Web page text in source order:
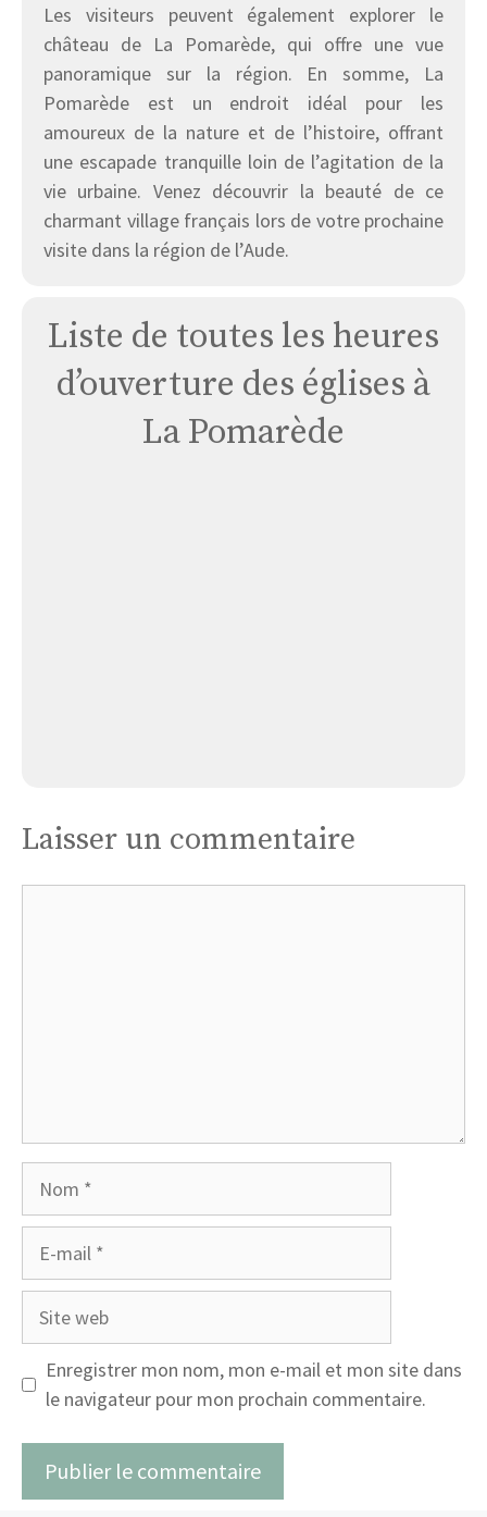
Les visiteurs peuvent également explorer le
château de La Pomarède, qui offre une vue
panoramique sur la région. En somme, La
Pomarède est un endroit idéal pour les
amoureux de la nature et de l’histoire, offrant
une escapade tranquille loin de l’agitation de la
vie urbaine. Venez découvrir la beauté de ce
charmant village français lors de votre prochaine
visite dans la région de l’Aude.
Liste de toutes les heures
d’ouverture des églises à
La Pomarède
Laisser un commentaire
Site
Enregistrer mon nom, mon e-mail et mon site dans
le navigateur pour mon prochain commentaire.